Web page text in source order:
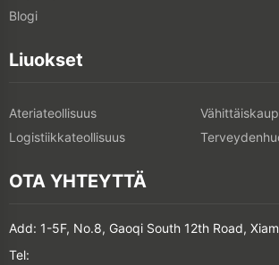
Blogi
Liuokset
Ateriateollisuus
Logistiikkateollisuus
OTA YHTEYTTÄ
Add: 1-5F, No.8, Gaoqi South 12th Road,
Tel: